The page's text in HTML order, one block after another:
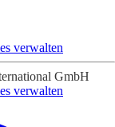
verwalten
GmbH
verwalten